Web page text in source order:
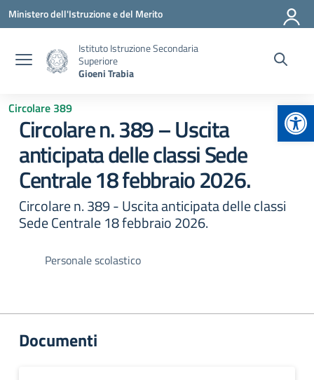
Vai ai contenuti
Vai al menu di navigazione
Vai al footer
Ministero dell'Istruzione e del Merito
Istituto Istruzione Secondaria
Superiore
Gioeni Trabia
Circolare 389
Circolare n. 389 – Uscita
anticipata delle classi Sede
Centrale 18 febbraio 2026.
Circolare n. 389 - Uscita anticipata delle classi
Sede Centrale 18 febbraio 2026.
Personale scolastico
Documenti